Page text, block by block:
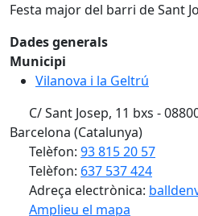
Festa major del barri de Sant
Dades generals
Municipi
Vilanova i la Geltrú
C/ Sant Josep, 11 bxs -
Barcelona (Catalunya)
Telèfon: 93 815 20 57
Telèfon: 637 537 424
Adreça electrònica:
Amplieu el mapa